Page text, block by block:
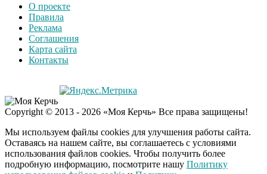
О проекте
Правила
Реклама
Соглашения
Карта сайта
Контакты
Copyright © 2013 - 2026 «Моя Керчь» Все права защищены!
Мы используем файлы cookies для улучшения работы сайта.
Оставаясь на нашем сайте, вы соглашаетесь с условиями
использования файлов cookies. Чтобы получить более
подробную информацию, посмотрите нашу Политику